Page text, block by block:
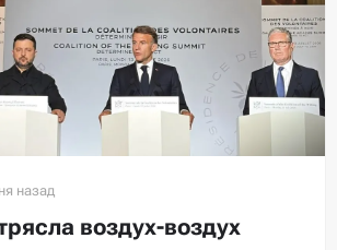
воздух-воздух